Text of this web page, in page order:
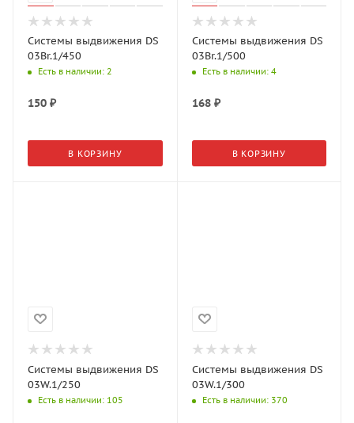
Системы выдвижения DS
03Br.1/450
Есть в наличии: 2
150 ₽
В КОРЗИНУ
Системы выдвижения DS
03Br.1/500
Есть в наличии: 4
168₽
В КОРЗИНУ
Системы выдвижения DS
03W.1/250
Есть в наличии: 105
Системы выдвижения DS
03W.1/300
Есть в наличии: 370